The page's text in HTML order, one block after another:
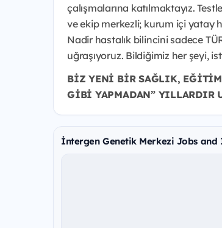
çalışmalarına katılmaktayız.
ve ekip merkezli; kurum içi yatay
Nadir hastalık bilincini sadece
uğraşıyoruz. Bildiğimiz her şeyi,
BİZ YENİ BİR SAĞLIK,
GİBİ YAPMADAN” YILLARDIR
İntergen Genetik Merkezi Jobs and